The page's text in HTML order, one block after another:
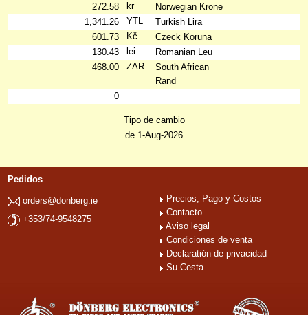
272.58
kr
Norwegian Krone
1,341.26
YTL
Turkish Lira
601.73
Kč
Czeck Koruna
130.43
lei
Romanian Leu
468.00
ZAR
South African
Rand
0
Tipo de cambio
de 1-Aug-2026
Pedidos
orders@donberg.ie
+353/74-9548275
Precios, Pago y Costos
Contacto
Aviso legal
Condiciones de venta
Declaratión de privacidad
Su Cesta